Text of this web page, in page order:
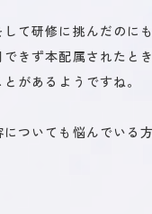
して研修に挑んだのに
きず本配属されたと
があるようですね。
ついても悩んでいる